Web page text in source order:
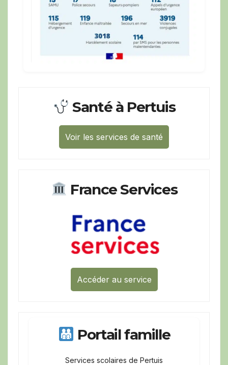
Santé à Pertuis
Voir les services de santé
France Services
Accéder au service
Portail famille
Services scolaires de Pertuis